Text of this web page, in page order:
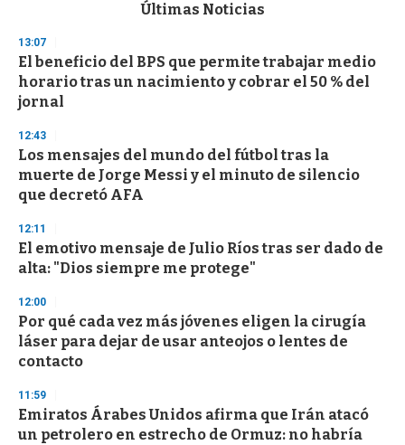
d
s
o
f
3
s
e
c
o
n
d
Últimas Noticias
13:07
El beneficio del BPS que permite trabajar medio
horario tras un nacimiento y cobrar el 50 % del
jornal
12:43
Los mensajes del mundo del fútbol tras la
muerte de Jorge Messi y el minuto de silencio
que decretó AFA
12:11
El emotivo mensaje de Julio Ríos tras ser dado de
alta: "Dios siempre me protege"
12:00
Por qué cada vez más jóvenes eligen la cirugía
láser para dejar de usar anteojos o lentes de
contacto
11:59
Emiratos Árabes Unidos afirma que Irán atacó
un petrolero en estrecho de Ormuz: no habría